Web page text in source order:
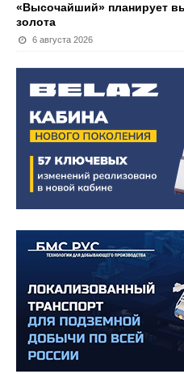
«Высочайший» планирует
золота
6 августа 2026